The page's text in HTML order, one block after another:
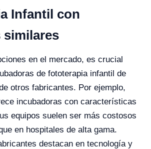
Infantil con
en el mercado, es crucial
de fototerapia infantil de
otros fabricantes. Por ejemplo,
incubadoras con características
equipos suelen ser más costosos
en hospitales de alta gama.
destacan en tecnología y